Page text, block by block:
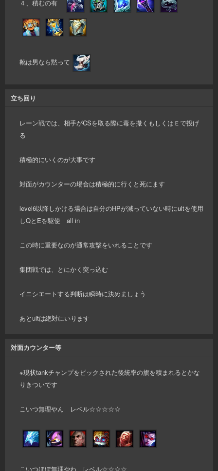
４、積むの有
靴は男なら黙って
立ち回り
レーン戦では、相手がCSを取る際に毒を撒くもしくはＥで投げ
る
積極的にいくのが大事です
対面がカウンターの場合は積極的に行くと死にます
level6以降しかける場合は自分のHPが減っていない時にultを使用
しQとEを駆使 all in
この時に重要なのが通常攻撃をいれることです
集団戦では、とにかく突っ込む
イニシエートする判断は瞬時に決めましょう
あとultは絶対にいります
対面カウンター等
※現状tankチャンプをピックされた後統率の旗を積まれるとかな
りきついです
こいつ無理やん レベル☆☆☆☆☆
こいつほぼ無理やわ レベル☆☆☆☆